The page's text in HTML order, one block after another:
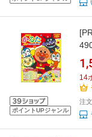
ポイントUPジャンル
14
注